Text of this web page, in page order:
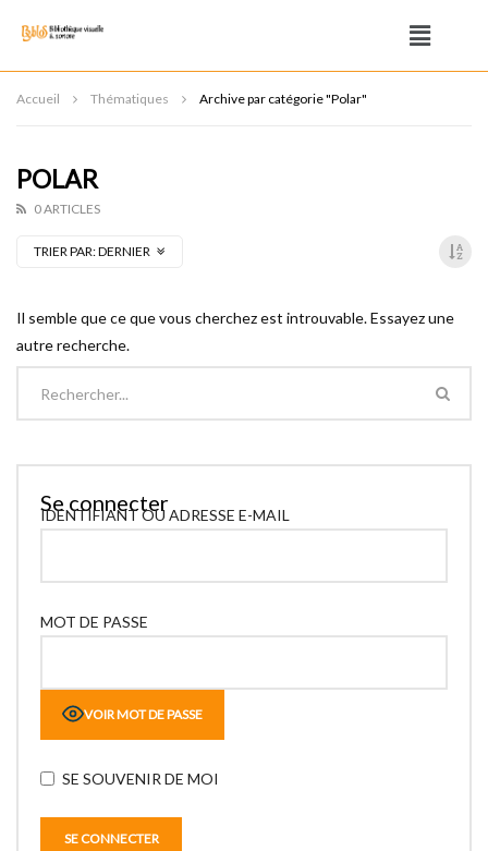
Accueil Thématiques Archive par catégorie "Polar"
POLAR
0 ARTICLES
TRIER PAR:DERNIER
Il semble que ce que vous cherchez est introuvable. Essayez une
autre recherche.
Se connecter
IDENTIFIANT OU ADRESSE E-MAIL
MOT DE PASSE
VOIR MOT DE PASSE
SE SOUVENIR DE MOI